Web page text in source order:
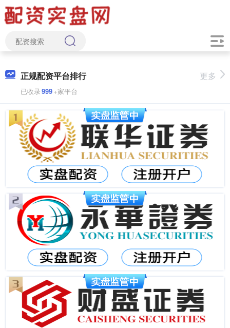
正规配资平台排行
已收录999+家平台
更多